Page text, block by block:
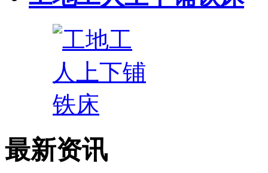
最新资讯